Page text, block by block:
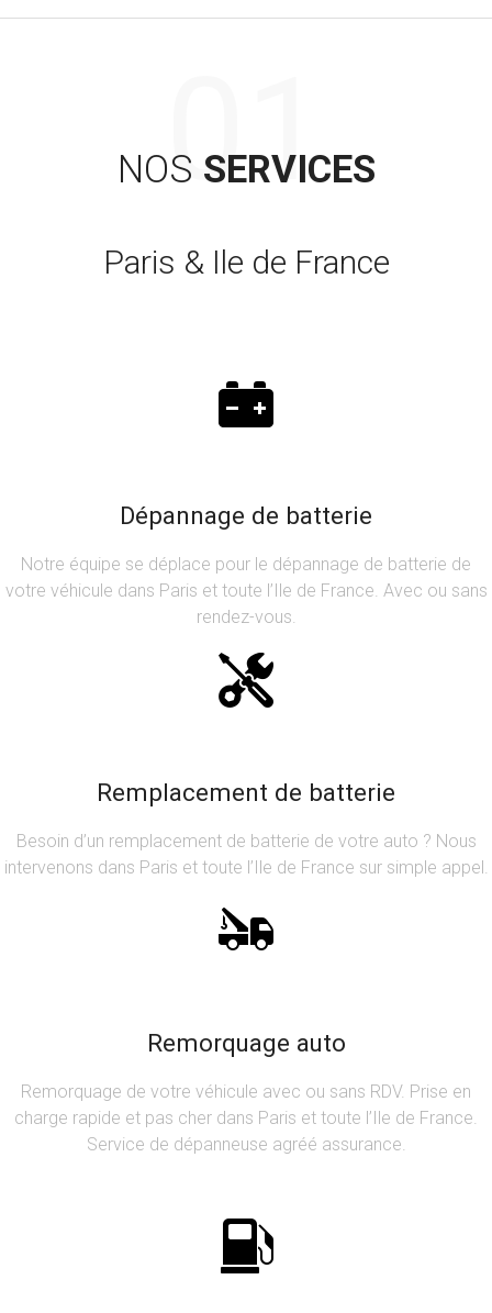
NOS SERVICES
Paris & Ile de France
Dépannage de batterie
Notre équipe se déplace pour le dépannage de batterie de
votre véhicule dans Paris et toute l’Ile de France. Avec ou sans
rendez-vous.
Remplacement de batterie
Besoin d’un remplacement de batterie de votre auto ? Nous
intervenons dans Paris et toute l’Ile de France sur simple appel.
Remorquage auto
Remorquage de votre véhicule avec ou sans RDV. Prise en
charge rapide et pas cher dans Paris et toute l’Ile de France.
Service de dépanneuse agréé assurance.